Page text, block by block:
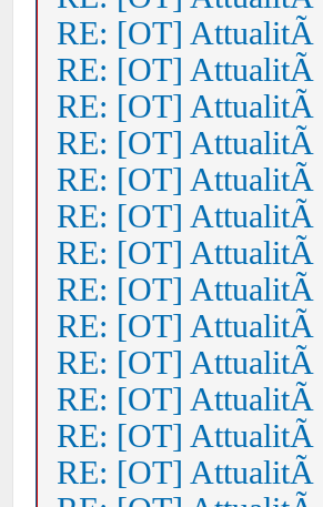
RE: [OT] AttualitÃ
RE: [OT] AttualitÃ
RE: [OT] AttualitÃ
RE: [OT] AttualitÃ
RE: [OT] AttualitÃ
RE: [OT] AttualitÃ
RE: [OT] AttualitÃ
RE: [OT] AttualitÃ
RE: [OT] AttualitÃ
RE: [OT] AttualitÃ
RE: [OT] AttualitÃ
RE: [OT] AttualitÃ
RE: [OT] AttualitÃ